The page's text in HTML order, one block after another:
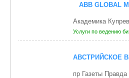
ABB GLOBAL
Академика
Услуги по ведению
АВСТРИЙСКОЕ
пр Газеты